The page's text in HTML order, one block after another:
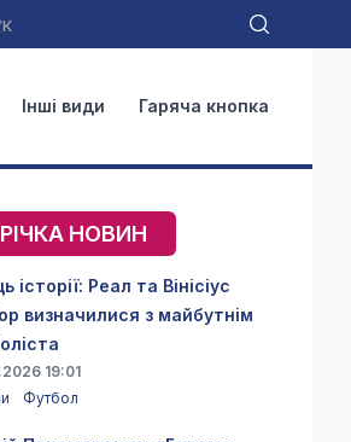
Інші види Гаряча кнопка
НОВИН
історії: Реал та Вінісіус
визначилися з майбутнім
19:01
Футбол